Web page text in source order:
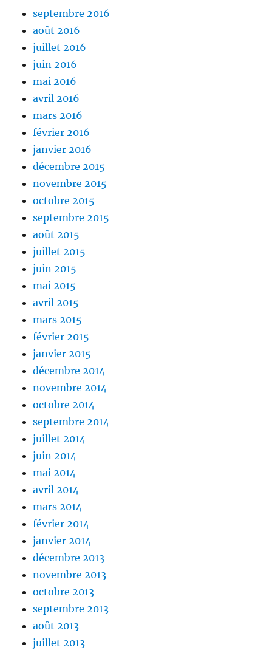
septembre 2016
août 2016
juillet 2016
juin 2016
mai 2016
avril 2016
mars 2016
février 2016
janvier 2016
décembre 2015
novembre 2015
octobre 2015
septembre 2015
août 2015
juillet 2015
juin 2015
mai 2015
avril 2015
mars 2015
février 2015
janvier 2015
décembre 2014
novembre 2014
octobre 2014
septembre 2014
juillet 2014
juin 2014
mai 2014
avril 2014
mars 2014
février 2014
janvier 2014
décembre 2013
novembre 2013
octobre 2013
septembre 2013
août 2013
juillet 2013